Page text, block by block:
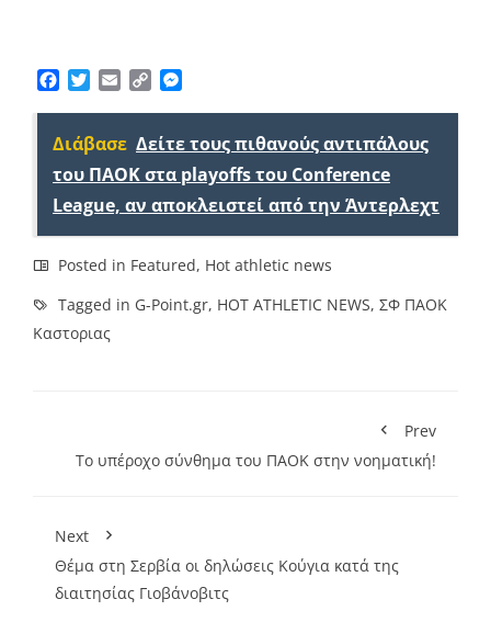
Facebook
TwitterEmailCopy
Διάβασε Δείτε τους πιθανούς αντιπάλους
του ΠΑΟΚ στα playoffs του Conference
League, αν αποκλειστεί από την Άντερλεχτ
Posted in Featured, Hot athletic news
Tagged in G-Point.gr, HOT ATHLETIC NEWS, ΣΦ ΠΑΟΚ
Καστοριας
Prev
Το υπέροχο σύνθημα του ΠΑΟΚ στην νοηματική!
Next
Θέμα στη Σερβία οι δηλώσεις Κούγια κατά της
διαιτησίας Γιοβάνοβιτς